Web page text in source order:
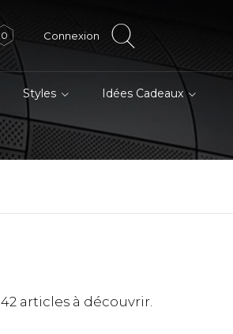
0 Connexion
Styles Idées Cadeaux
42 articles à découvrir.